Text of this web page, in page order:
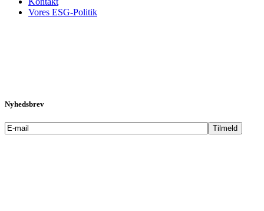
Vores ESG-Politik
Nyhedsbrev